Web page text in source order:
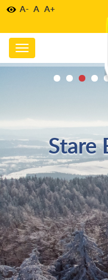
A- A A+
Toggle
navigation
Stare